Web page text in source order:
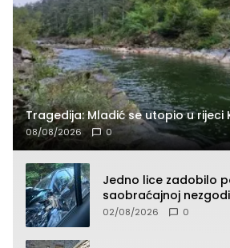
Tragedija: Mladić se utopio u rijeci
08/08/2026 0
Jedno lice zadobilo
saobraćajnoj
(FOTO)
02/08/2026 0